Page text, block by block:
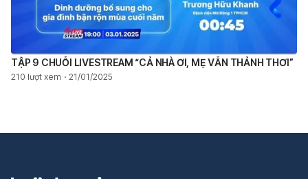
TẬP 9 CHUỖI LIVESTREAM “CẢ NHÀ ƠI, MẸ VẪN THẢNH THƠI”
210 lượt xem 21/01/2025